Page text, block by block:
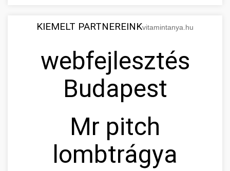
KIEMELT PARTNEREINKvitamintanya.hu
webfejlesztés
Budapest
Mr pitch
lombtrágya